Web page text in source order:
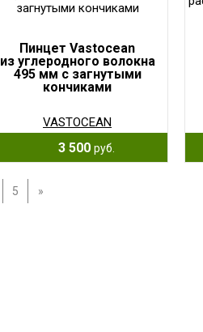
Пинцет Vastocean
из углеродного волокна
495 мм с загнутыми
кончиками
VASTOCEAN
3 500 руб.
5 »